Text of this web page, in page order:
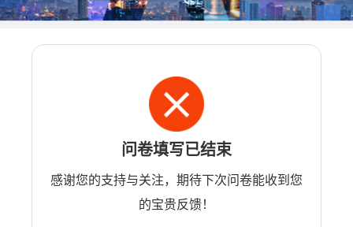
问卷填写已结束
感谢您的支持与关注，期待下次问卷能收到您
的宝贵反馈！